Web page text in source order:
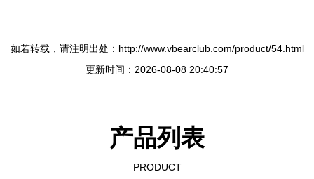
如若转载，请注明出处：http://www.vbearclub.com/product/54.html
更新时间：2026-08-08 20:40:57
产品列表
PRODUCT